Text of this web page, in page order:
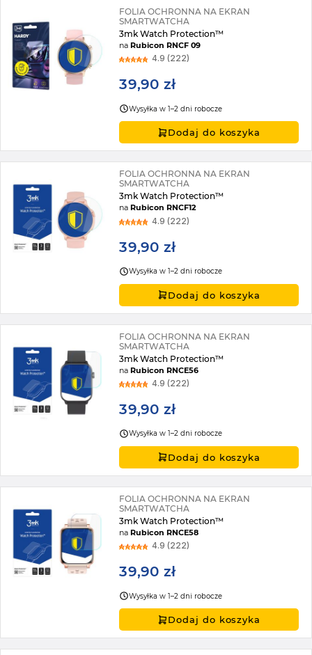
FOLIA OCHRONNA NA EKRAN
SMARTWATCHA
3mk Watch Protection™
naRubicon RNCF 09
4.9 (222)
39,90 zł
Wysyłka w 1–2 dni robocze
Dodaj do koszyka
FOLIA OCHRONNA NA EKRAN
SMARTWATCHA
3mk Watch Protection™
naRubicon RNCF12
4.9 (222)
39,90 zł
Wysyłka w 1–2 dni robocze
Dodaj do koszyka
FOLIA OCHRONNA NA EKRAN
SMARTWATCHA
3mk Watch Protection™
naRubicon RNCE56
4.9 (222)
39,90 zł
Wysyłka w 1–2 dni robocze
Dodaj do koszyka
FOLIA OCHRONNA NA EKRAN
SMARTWATCHA
3mk Watch Protection™
naRubicon RNCE58
4.9 (222)
39,90 zł
Wysyłka w 1–2 dni robocze
Dodaj do koszyka